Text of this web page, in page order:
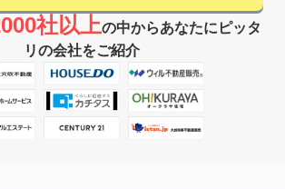
社以上の中からあなたにピッタ
リの会社をご紹介